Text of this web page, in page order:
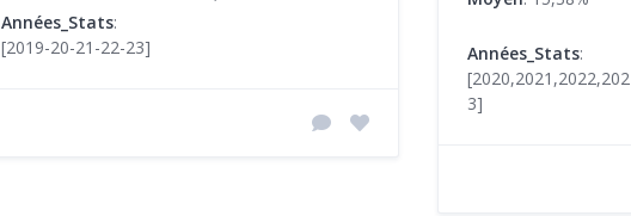
Années_Stats:
[2019-20-21-22-23]
Années_Stats:
[2020,2021,2022,202
3]